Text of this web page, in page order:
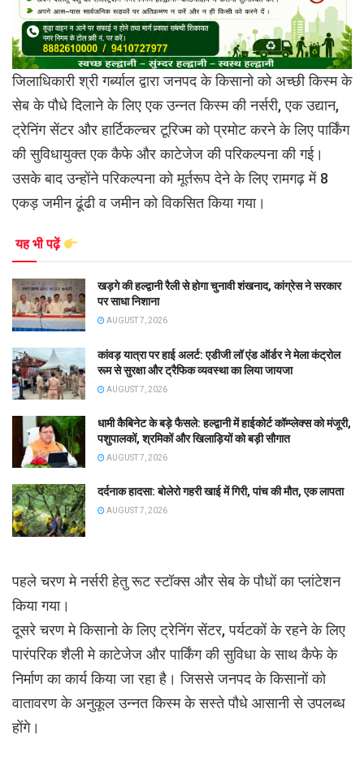
जिलाधिकारी श्री गर्ब्याल द्वारा जनपद के किसानो को अच्छी किस्म के
सेब के पौधे दिलाने के लिए एक उन्नत किस्म की नर्सरी, एक उद्यान,
ट्रेनिंग सेंटर और हार्टिकल्चर टूरिज्म को प्रमोट करने के लिए पार्किंग
की सुविधायुक्त एक कैफे और काटेजेज की परिकल्पना की गई।
उसके बाद उन्होंने परिकल्पना को मूर्तरूप देने के लिए रामगढ़ में 8
एकड़ जमीन ढूंढी व जमीन को विकसित किया गया।
यह भी पढ़ें
खड़गे की हल्द्वानी रैली से होगा चुनावी शंखनाद, कांग्रेस ने सरकार
पर साधा निशाना
AUGUST 7, 2026
कांवड़ यात्रा पर हाई अलर्ट: एडीजी लॉ एंड ऑर्डर ने मेला कंट्रोल
रूम से सुरक्षा और ट्रैफिक व्यवस्था का लिया जायजा
AUGUST 7, 2026
धामी कैबिनेट के बड़े फैसले: हल्द्वानी में हाईकोर्ट कॉम्प्लेक्स को मंजूरी,
पशुपालकों, श्रमिकों और खिलाड़ियों को बड़ी सौगात
AUGUST 7, 2026
दर्दनाक हादसा: बोलेरो गहरी खाई में गिरी, पांच की मौत, एक लापता
AUGUST 7, 2026
पहले चरण मे नर्सरी हेतु रूट स्टॉक्स और सेब के पौधों का प्लांटेशन
किया गया।
दूसरे चरण मे किसानो के लिए ट्रेनिंग सेंटर, पर्यटकों के रहने के लिए
पारंपरिक शैली मे काटेजेज और पार्किंग की सुविधा के साथ कैफे के
निर्माण का कार्य किया जा रहा है। जिससे जनपद के किसानों को
वातावरण के अनुकूल उन्नत किस्म के सस्ते पौधे आसानी से उपलब्ध
होंगे।